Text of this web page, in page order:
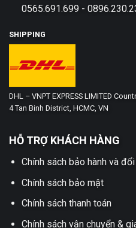
0565.691.699 -
SHIPPING
DHL – VNPT EXPRESS LIMITED
4 Tan Binh District, HCMC, VN
HỖ TRỢ KHÁCH HÀNG
Chính sách bảo hành và
Chính sách bảo mật
Chính sách thanh toán
Chính sách vận chuyển &